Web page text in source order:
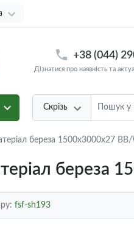
+38 (044)
Дізнатися про наявність та
Скрізь
береза 1500х3000х27 BB/
береза
fsf-sh193